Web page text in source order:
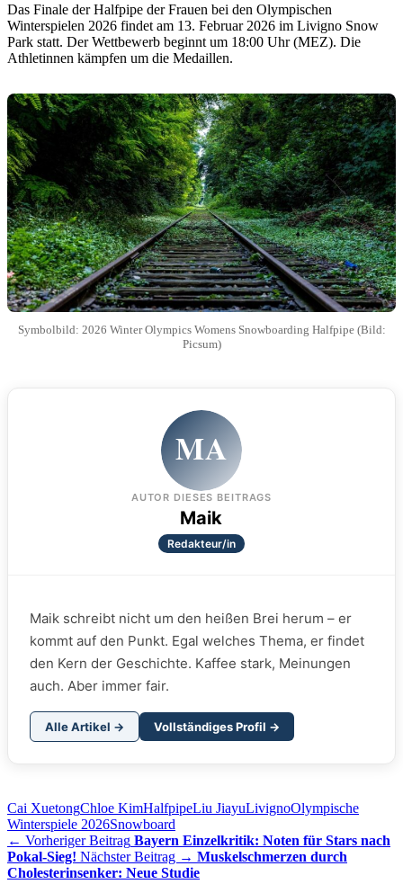
Das Finale der Halfpipe der Frauen bei den Olympischen
Winterspielen 2026 findet am 13. Februar 2026 im Livigno Snow
Park statt. Der Wettbewerb beginnt um 18:00 Uhr (MEZ). Die
Athletinnen kämpfen um die Medaillen.
Symbolbild: 2026 Winter Olympics Womens Snowboarding Halfpipe (Bild:
Picsum)
MA
AUTOR DIESES BEITRAGS
Maik
Redakteur/in
Maik schreibt nicht um den heißen Brei herum – er
kommt auf den Punkt. Egal welches Thema, er findet
den Kern der Geschichte. Kaffee stark, Meinungen
auch. Aber immer fair.
Alle Artikel → Vollständiges Profil →
Cai XuetongChloe KimHalfpipeLiu JiayuLivignoOlympische
Winterspiele 2026Snowboard
← Vorheriger Beitrag Bayern Einzelkritik: Noten für Stars nach
Pokal-Sieg! Nächster Beitrag → Muskelschmerzen durch
Cholesterinsenker: Neue Studie